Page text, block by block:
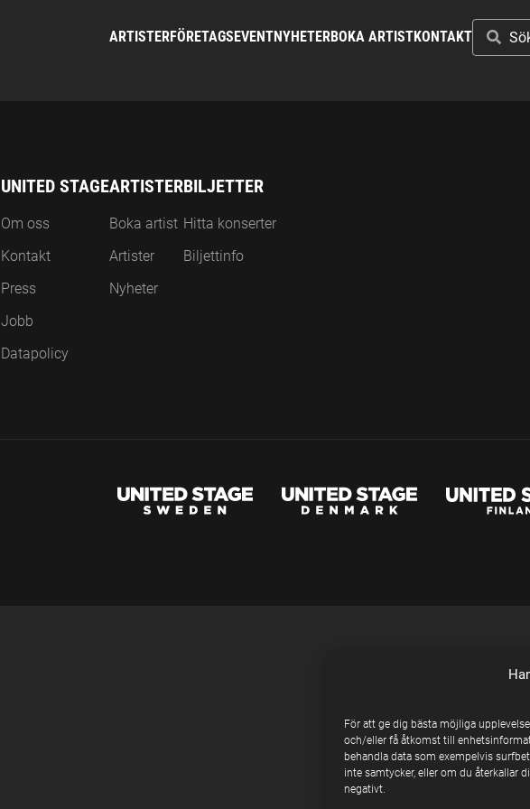
För att ge dig bästa möjliga
och/eller få åtkomst till
behandla data som exempelvis
inte samtycker, eller om du återkallar
negativt.
ARTISTERFÖRETAGSEVENTNYHETERBOKA ARTISTKONTAKTSÖK
ARTIST
UNITED STAGE
Om oss
Kontakt
Press
Jobb
Datapolicy
ARTISTER
Boka artist
Artister
Nyheter
BILJETTER
Hitta konserter
Biljettinfo